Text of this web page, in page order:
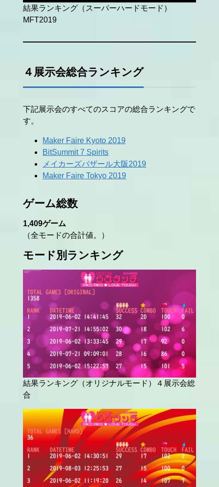
結果ランキング（スーパーハードモード）
MFT2019
４展示会総合ランキング
下記展示会のすべてのスコアの総合ランキングで
す。
Maker Faire Kyoto 2019
BitSummit 7 Spirits
メイカーズバザール大阪2019
Maker Faire Tokyo 2019
ゲーム総数
1,409ゲーム
（全モードの合計値。）
モード別ランキング
結果ランキング（オリジナルモード）４展示会総
合